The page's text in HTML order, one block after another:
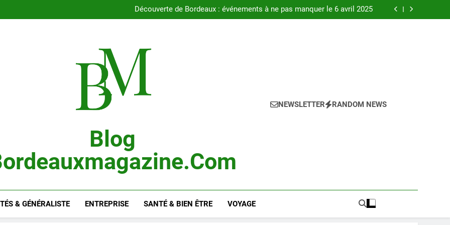
Découverte de Bordeaux : événements à ne pas manquer le 6 avril 2025
Bordeaux : Découvrez ses secrets en 2025.
Blog
NEWSLETTER RANDOM NEWS
& GÉNÉRALISTE ENTREPRISE SANTÉ & BIEN ÊTRE VOYAGE